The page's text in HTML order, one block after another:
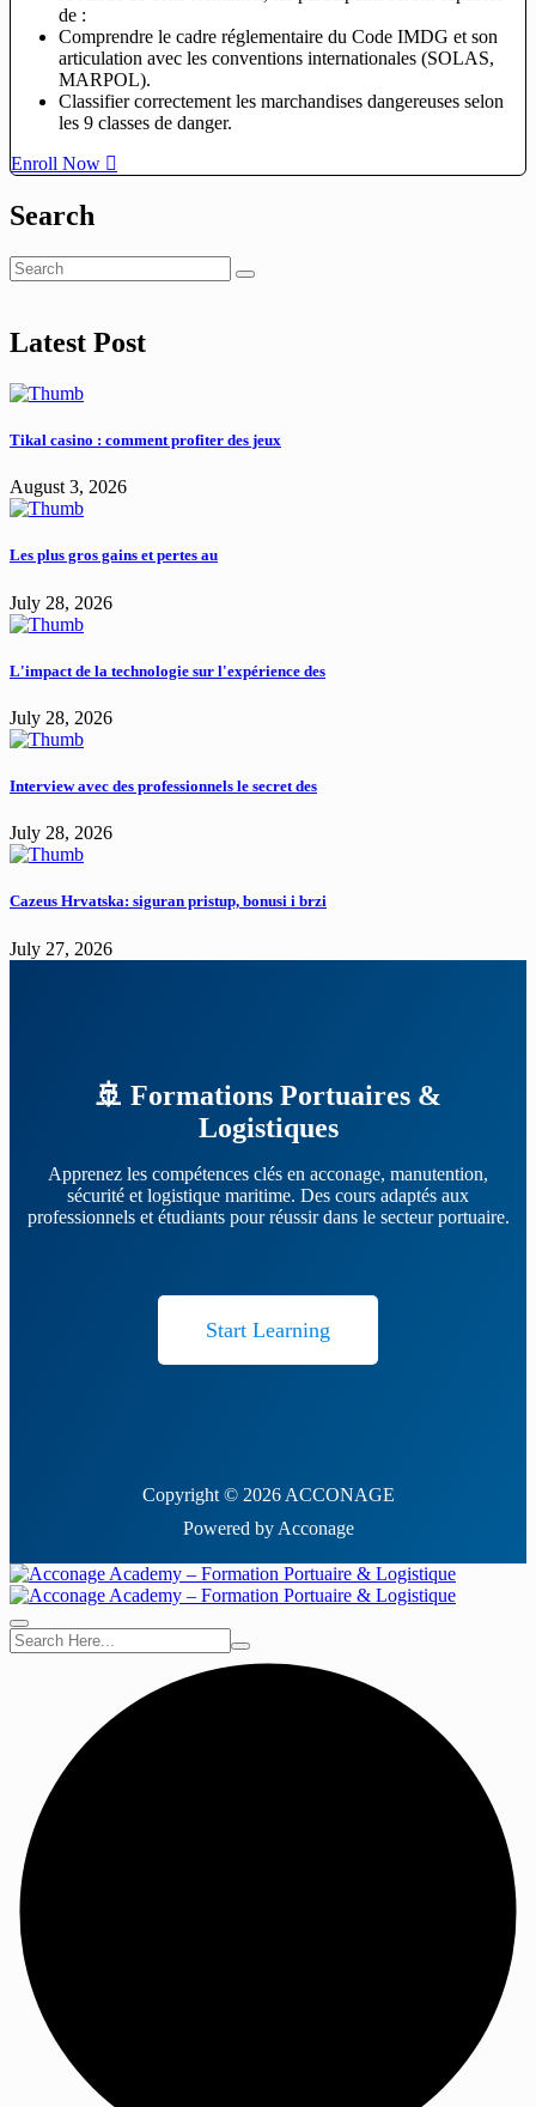
de :
Comprendre le cadre réglementaire du Code IMDG et son
articulation avec les conventions internationales (SOLAS,
MARPOL).
Classifier correctement les marchandises dangereuses selon
les 9 classes de danger.
Enroll Now
Search
Latest Post
Tikal casino : comment profiter des jeux
August 3, 2026
Les plus gros gains et pertes au
July 28, 2026
L'impact de la technologie sur l'expérience des
July 28, 2026
Interview avec des professionnels le secret des
July 28, 2026
Cazeus Hrvatska: siguran pristup, bonusi i brzi
July 27, 2026
🚢 Formations Portuaires &
Logistiques
Apprenez les compétences clés en acconage, manutention,
sécurité et logistique maritime. Des cours adaptés aux
professionnels et étudiants pour réussir dans le secteur portuaire.
Start Learning
Copyright © 2026 ACCONAGE
Powered by Acconage